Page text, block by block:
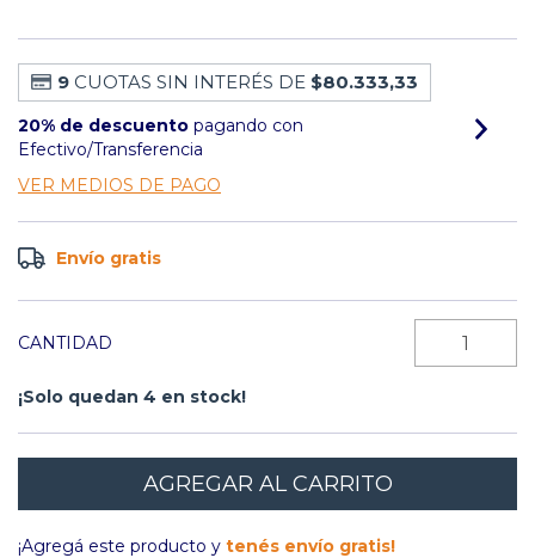
9 CUOTAS SIN INTERÉS DE $80.333,33
20% de descuento pagando con
Efectivo/Transferencia
VER MEDIOS DE PAGO
Envío gratis
CANTIDAD
¡Solo quedan 4 en stock!
¡Agregá este producto y tenés envío gratis!